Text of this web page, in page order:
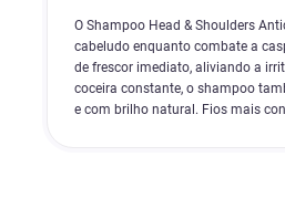
O Shampoo Head & Shoulders
cabeludo enquanto combate a
de frescor imediato, aliviando a
coceira constante, o shampoo
e com brilho natural. Fios mais